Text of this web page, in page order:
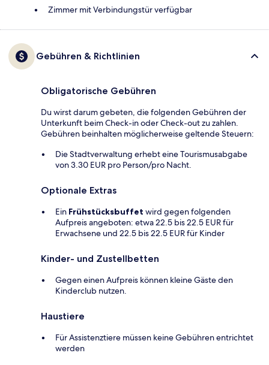
Zimmer mit Verbindungstür verfügbar
Gebühren & Richtlinien
Obligatorische Gebühren
Du wirst darum gebeten, die folgenden Gebühren der
Unterkunft beim Check-in oder Check-out zu zahlen.
Gebühren beinhalten möglicherweise geltende Steuern:
Die Stadtverwaltung erhebt eine Tourismusabgabe
von 3.30 EUR pro Person/pro Nacht.
Optionale Extras
Ein Frühstücksbuffet wird gegen folgenden
Aufpreis angeboten: etwa 22.5 bis 22.5 EUR für
Erwachsene und 22.5 bis 22.5 EUR für Kinder
Kinder- und Zustellbetten
Gegen einen Aufpreis können kleine Gäste den
Kinderclub nutzen.
Haustiere
Für Assistenztiere müssen keine Gebühren entrichtet
werden